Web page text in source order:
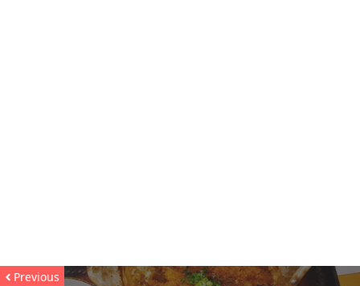
Previous